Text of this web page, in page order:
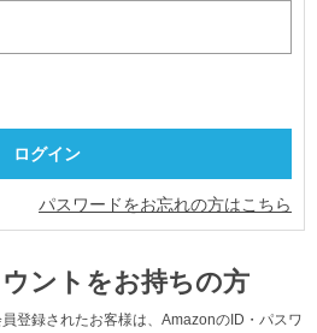
パスワードをお忘れの方はこちら
ントをお持ちの方
登録されたお客様は、AmazonのID・パスワ